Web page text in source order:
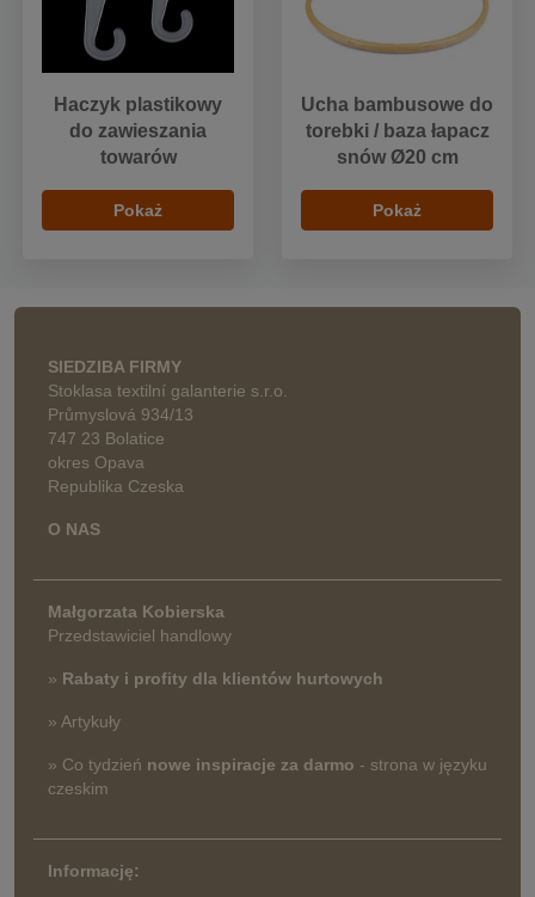
Haczyk plastikowy
do zawieszania
towarów
Pokaż
Ucha bambusowe do
torebki / baza łapacz
snów Ø20 cm
Pokaż
SIEDZIBA FIRMY
Stoklasa textilní galanterie s.r.o.
Průmyslová 934/13
747 23 Bolatice
okres Opava
Republika Czeska
O NAS
Małgorzata Kobierska
Przedstawiciel handlowy
» Rabaty i profity dla klientów hurtowych
» Artykuły
» Co tydzień nowe inspiracje za darmo - strona w języku
czeskim
Informację: